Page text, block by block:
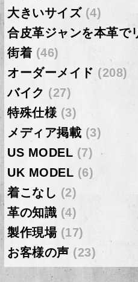
大きいサイズ(4)
合皮革ジャンを本革で
街着 (46)
オーダーメイド (208)
バイク (27)
特殊仕様 (3)
メディア掲載 (3)
US MODEL (7)
UK MODEL (6)
着こなし (2)
革の知識 (4)
製作現場(17)
お客様の声 (23)